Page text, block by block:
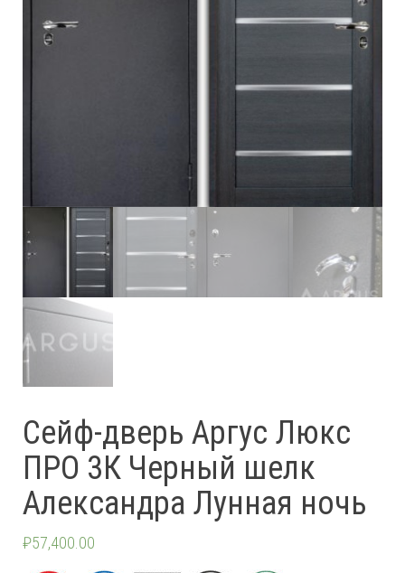
Сейф-дверь Аргус Люкс
ПРО 3К Черный шелк
Александра Лунная ночь
₽57,400.00